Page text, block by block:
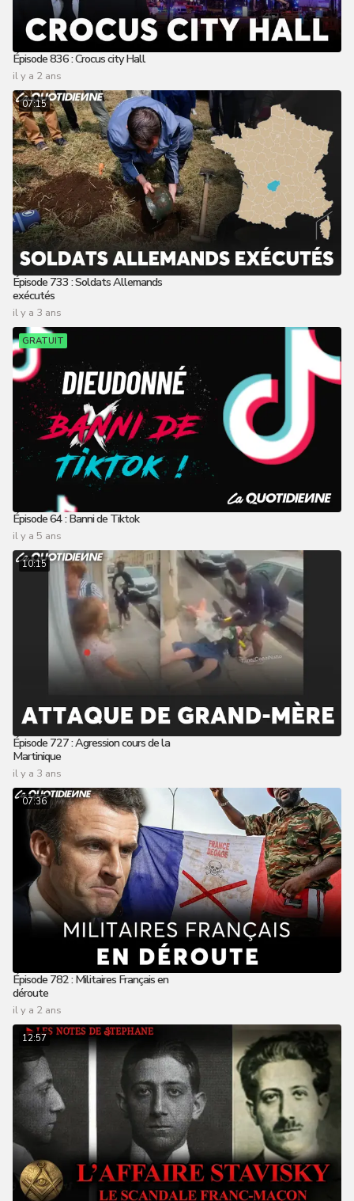
Épisode 836 : Crocus city Hall
il y a 2 ans
07:15
Épisode 733 : Soldats Allemands
exécutés
il y a 3 ans
GRATUIT
Épisode 64 : Banni de Tiktok
il y a 5 ans
10:15
Épisode 727 : Agression cours de la
Martinique
il y a 3 ans
07:36
Épisode 782 : Militaires Français en
déroute
il y a 2 ans
12:57